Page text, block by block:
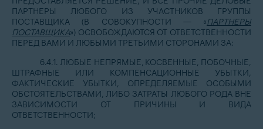
ПАРТНЕРЫ ЛЮБОГО ИЗ УЧАСТНИКОВ ГРУППЫ
ПОСТАВЩИКА (В СОВОКУПНОСТИ — «ПАРТНЕРЫ
ПОСТАВЩИКА») ОСВОБОЖДАЮТСЯ ОТ ОТВЕТСТВЕННОСТИ
ПЕРЕД ВАМИ И ЛЮБЫМИ ТРЕТЬИМИ СТОРОНАМИ ЗА:
6.4.1. ЛЮБЫЕ НЕПРЯМЫЕ, КОСВЕННЫЕ, ПОБОЧНЫЕ,
ШТРАФНЫЕ ИЛИ КОМПЕНСАЦИОННЫЕ УБЫТКИ,
ФАКТИЧЕСКИЕ УБЫТКИ, ОПРЕДЕЛЯЕМЫЕ ОСОБЫМИ
ОБСТОЯТЕЛЬСТВАМИ, ЛИБО ЗАТРАТЫ ЛЮБОГО РОДА ВНЕ
ЗАВИСИМОСТИ ОТ ПРИЧИНЫ И ВИДА
ОТВЕТСТВЕННОСТИ;